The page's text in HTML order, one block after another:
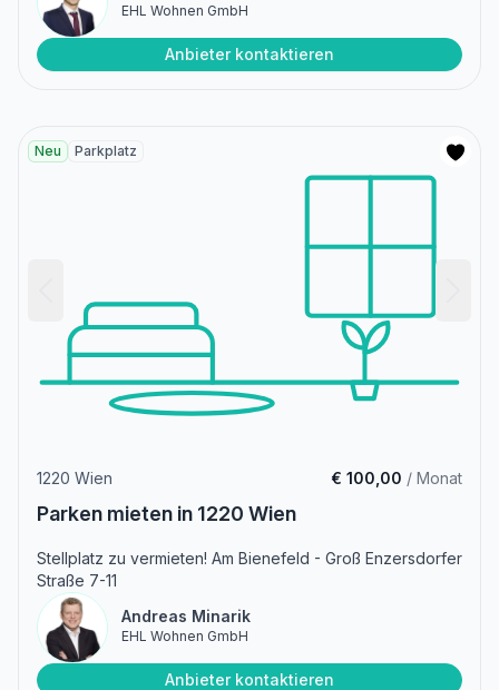
EHL Wohnen GmbH
Anbieter kontaktieren
Neu Parkplatz
1220 Wien € 100,00 / Monat
Parken mieten in 1220 Wien
Stellplatz zu vermieten! Am Bienefeld - Groß Enzersdorfer
Straße 7-11
Andreas Minarik
EHL Wohnen GmbH
Anbieter kontaktieren